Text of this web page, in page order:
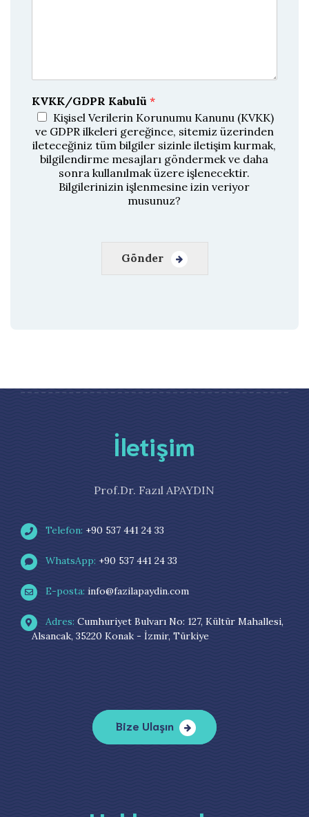
o
u
a
KVKK/GDPR Kabulü *
Kişisel Verilerin Korunumu Kanunu (KVKK)
ve GDPR ilkeleri gereğince, sitemiz üzerinden
ileteceğiniz tüm bilgiler sizinle iletişim kurmak,
bilgilendirme mesajları göndermek ve daha
sonra kullanılmak üzere işlenecektir.
Bilgilerinizin işlenmesine izin veriyor
musunuz?
Gönder
İletişim
Prof.Dr. Fazıl APAYDIN
Telefon: +90 537 441 24 33
WhatsApp: +90 537 441 24 33
E-posta: info@fazilapaydin.com
Adres: Cumhuriyet Bulvarı No: 127, Kültür Mahallesi,
Alsancak, 35220 Konak - İzmir, Türkiye
Bize Ulaşın